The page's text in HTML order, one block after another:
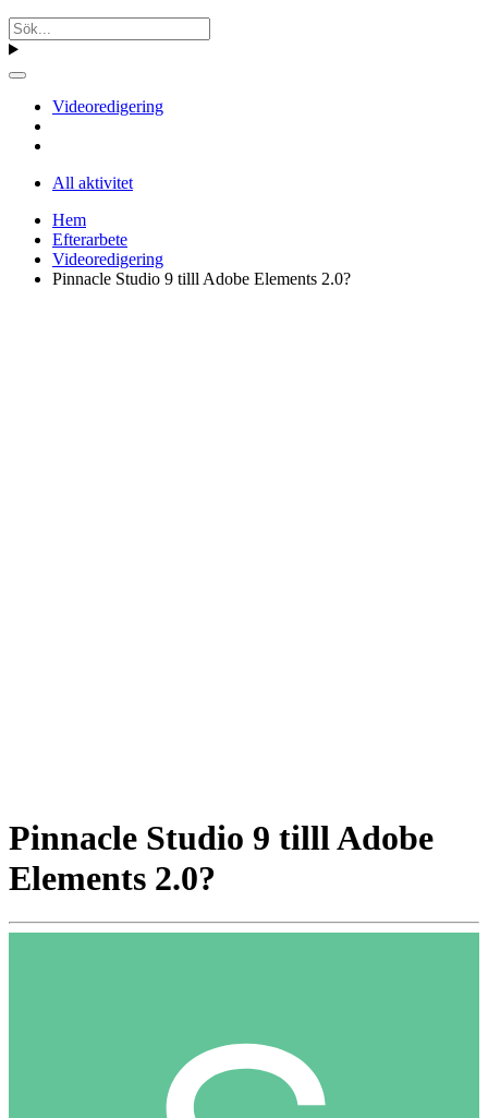
Videoredigering
All aktivitet
Hem
Efterarbete
Videoredigering
Pinnacle Studio 9 tilll Adobe Elements 2.0?
Pinnacle Studio 9 tilll Adobe
Elements 2.0?